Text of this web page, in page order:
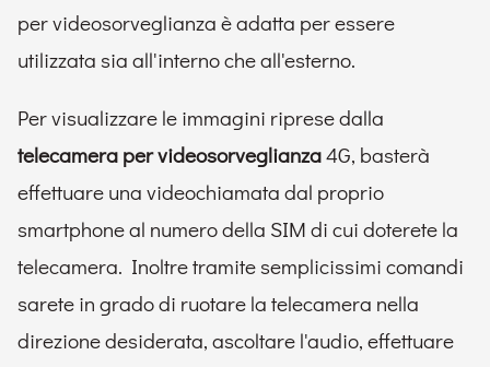
per videosorveglianza è adatta per essere
utilizzata sia all'interno che all'esterno.
Per visualizzare le immagini riprese dalla
telecamera per videosorveglianza4G, basterà
effettuare una videochiamata dal proprio
smartphone al numero della SIM di cui doterete la
telecamera. Inoltre tramite semplicissimi comandi
sarete in grado di ruotare la telecamera nella
direzione desiderata, ascoltare l'audio, effettuare